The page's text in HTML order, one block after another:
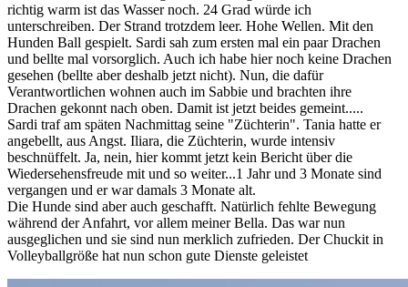
richtig warm ist das Wasser noch. 24 Grad würde ich
unterschreiben. Der Strand trotzdem leer. Hohe Wellen. Mit den
Hunden Ball gespielt. Sardi sah zum ersten mal ein paar Drachen
und bellte mal vorsorglich. Auch ich habe hier noch keine Drachen
gesehen (bellte aber deshalb jetzt nicht). Nun, die dafür
Verantwortlichen wohnen auch im Sabbie und brachten ihre
Drachen gekonnt nach oben. Damit ist jetzt beides gemeint.....
Sardi traf am späten Nachmittag seine "Züchterin". Tania hatte er
angebellt, aus Angst. Iliara, die Züchterin, wurde intensiv
beschnüffelt. Ja, nein, hier kommt jetzt kein Bericht über die
Wiedersehensfreude mit und so weiter...1 Jahr und 3 Monate sind
vergangen und er war damals 3 Monate alt.
Die Hunde sind aber auch geschafft. Natürlich fehlte Bewegung
während der Anfahrt, vor allem meiner Bella. Das war nun
ausgeglichen und sie sind nun merklich zufrieden. Der Chuckit in
Volleyballgröße hat nun schon gute Dienste geleistet